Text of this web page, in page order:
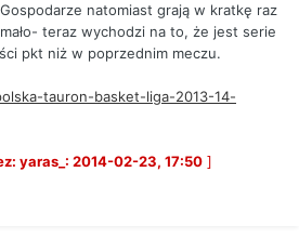
natomiast grają w kratkę raz
teraz wychodzi na to, że jest serie
pkt niż w poprzednim meczu.
tauron-basket-liga-2013-14-
yaras_: 2014-02-23, 17:50 ]